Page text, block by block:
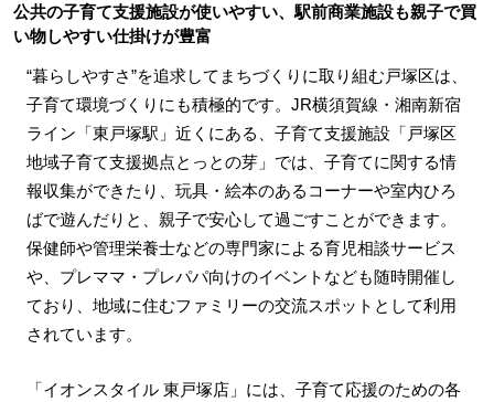
公共の子育て支援施設が使いやすい、駅前商業施設も親子で買
い物しやすい仕掛けが豊富
“暮らしやすさ”を追求してまちづくりに取り組む戸塚区は、
子育て環境づくりにも積極的です。JR横須賀線・湘南新宿
ライン「東戸塚駅」近くにある、子育て支援施設「戸塚区
地域子育て支援拠点とっとの芽」では、子育てに関する情
報収集ができたり、玩具・絵本のあるコーナーや室内ひろ
ばで遊んだりと、親子で安心して過ごすことができます。
保健師や管理栄養士などの専門家による育児相談サービス
や、プレママ・プレパパ向けのイベントなども随時開催し
ており、地域に住むファミリーの交流スポットとして利用
されています。
「イオンスタイル 東戸塚店」には、子育て応援のための各